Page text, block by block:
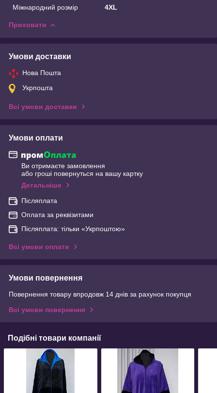
Міжнародний розмір
4XL
Приховати
Умови доставки
Нова Пошта
Укрпошта
Всі умови доставки
Умови оплати
Ви отримаєте замовлення
або гроші повернуться на вашу картку
Детальніше
Післяплата
Оплата за реквізитами
Післяплата: тільки «Укрпоштою»
Всі умови оплати
Умови повернення
Повернення товару впродовж 14 днів за рахунок покупця
Всі умови повернення
Подібні товари компанії